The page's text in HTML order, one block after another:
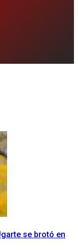
se brotó en